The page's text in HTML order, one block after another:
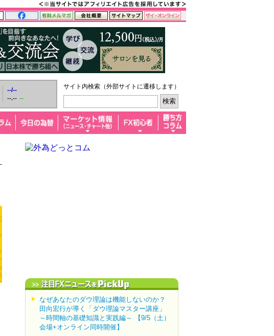
--/--
--.-- --
サイト内検索（外部サイトに遷移します）
なぜあなたのダウ理論は機能しないのか？
田向宏行が導く「ダウ理論マスター講座」
～時間軸の基礎知識と実践編～ 【9/5（土）
会場+オンライン同時開催】